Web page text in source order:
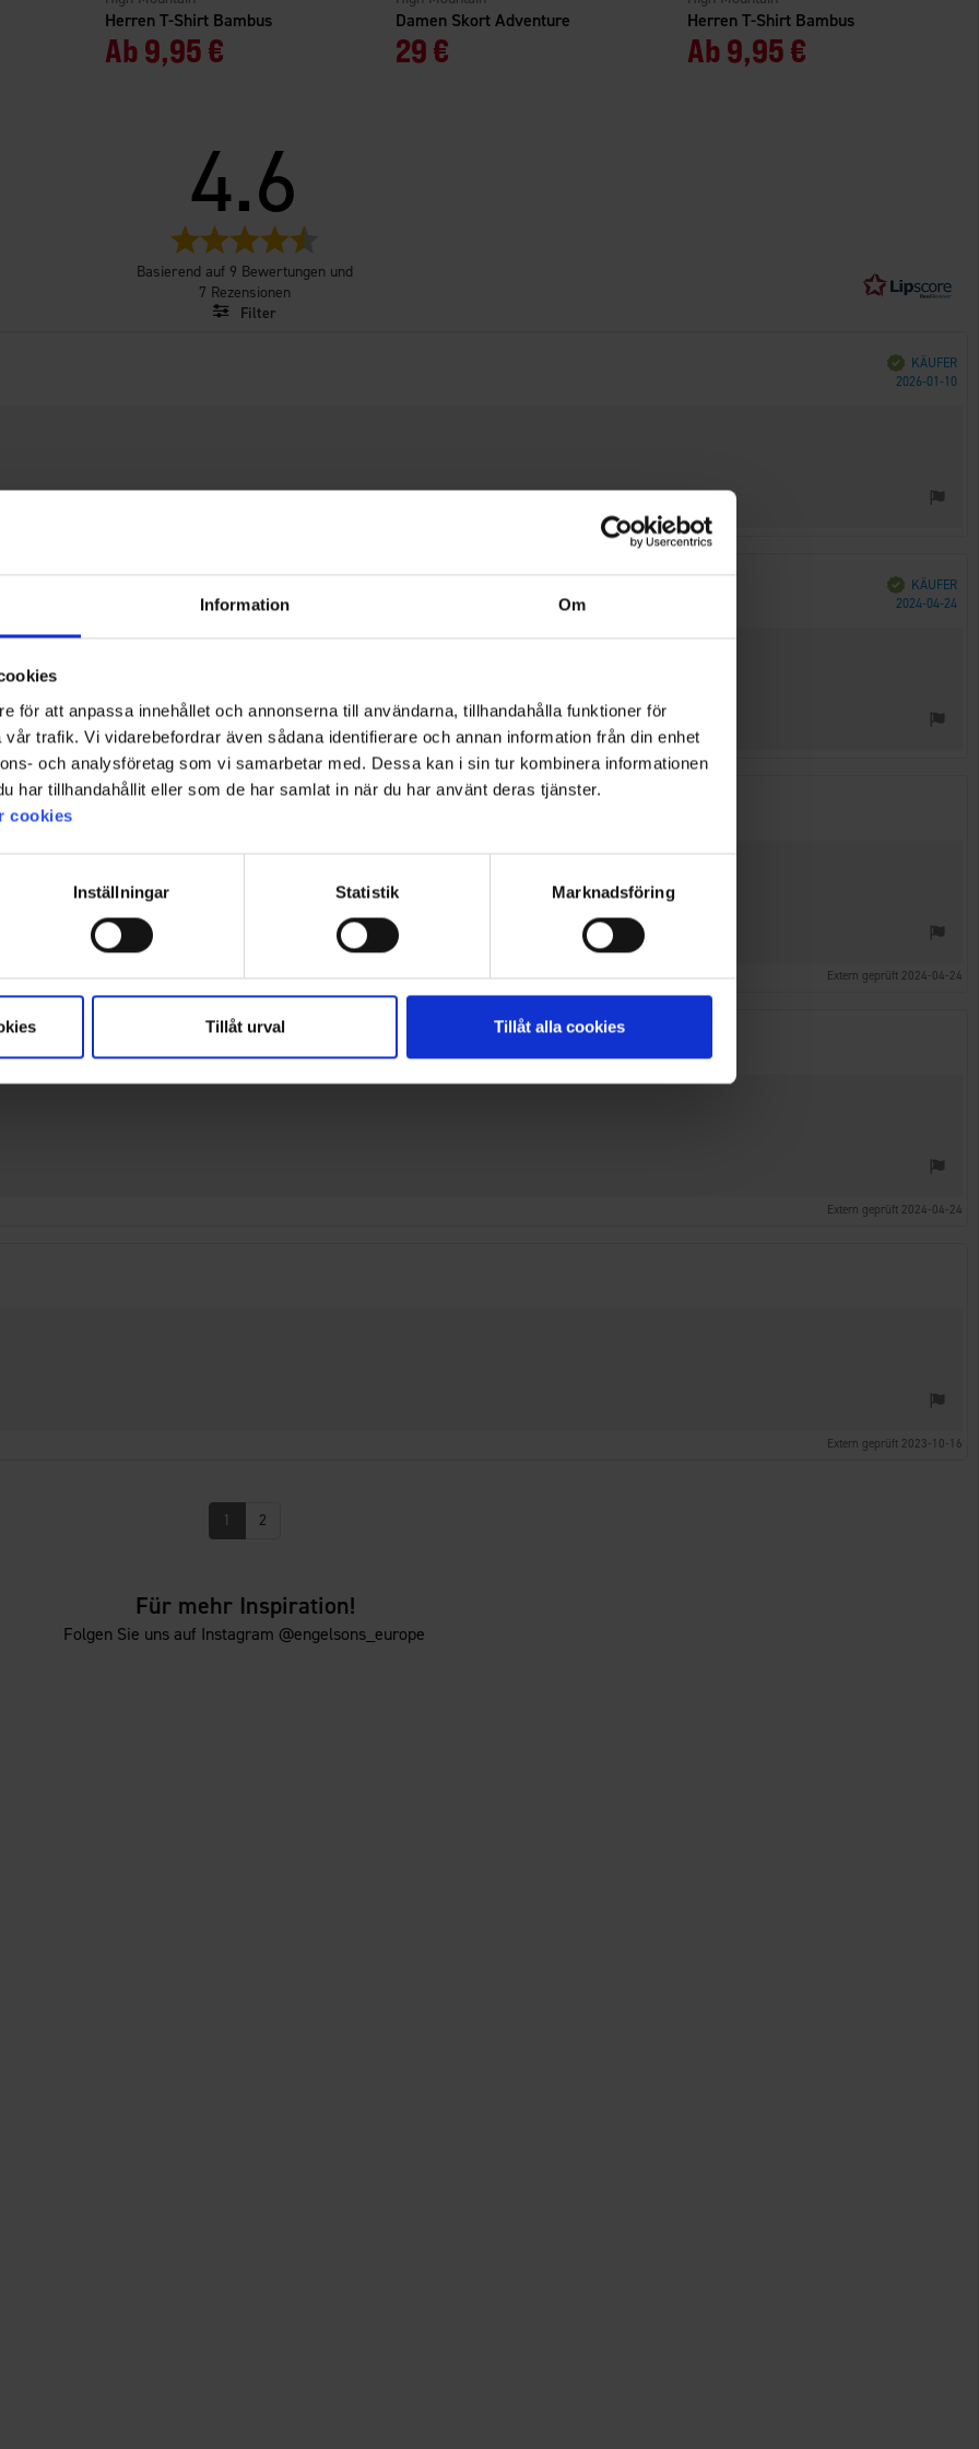
Information Om
för att anpassa innehållet och annonserna till användarna, tillhandahålla funktioner för
trafik. Vi vidarebefordrar även sådana identifierare och annan information från din enhet
och analysföretag som vi samarbetar med. Dessa kan i sin tur kombinera informationen
har tillhandahållit eller som de har samlat in när du har använt deras tjänster.
cookies
Inställningar Statistik Marknadsföring
Tillåt urval Tillåt alla cookies
Herren T-Shirt Bambus
Ab9,95 €
Damen Skort Adventure
29 €
Herren T-Shirt Bambus
Ab9,95 €
4.6
von
Basierend auf 9 Bewertungen und
7 Rezensionen
Filter
Verifiziert
KÄUFER
2026-01-10
Verifiziert
KÄUFER
2024-04-24
Extern geprüft 2024-04-24
Extern geprüft 2024-04-24
Extern geprüft 2023-10-16
1 2
Für mehr Inspiration!
Folgen Sie uns auf Instagram @engelsons_europe